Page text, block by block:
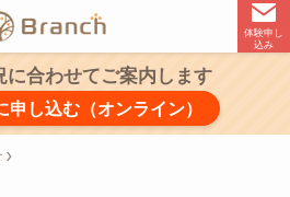
体験申し
込み
に合わせてご案内します
申し込む（オンライン）